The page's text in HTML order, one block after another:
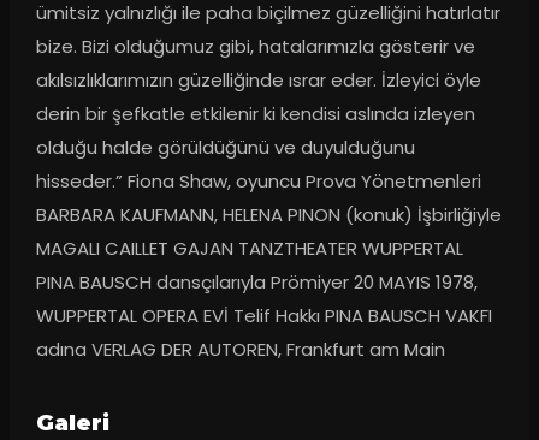
ümitsiz yalnızlığı ile paha biçilmez güzelliğini hatırlatır
bize. Bizi olduğumuz gibi, hatalarımızla gösterir ve
akılsızlıklarımızın güzelliğinde ısrar eder. İzleyici öyle
derin bir şefkatle etkilenir ki kendisi aslında izleyen
olduğu halde görüldüğünü ve duyulduğunu
hisseder.” Fiona Shaw, oyuncu Prova Yönetmenleri
BARBARA KAUFMANN, HELENA PINON (konuk) İşbirliğiyle
MAGALI CAILLET GAJAN TANZTHEATER WUPPERTAL
PINA BAUSCH dansçılarıyla Prömiyer 20 MAYIS 1978,
WUPPERTAL OPERA EVİ Telif Hakkı PINA BAUSCH VAKFI
adına VERLAG DER AUTOREN, Frankfurt am Main
Galeri